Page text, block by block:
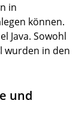
in
können.
Java. Sowohl
wurden in den
und